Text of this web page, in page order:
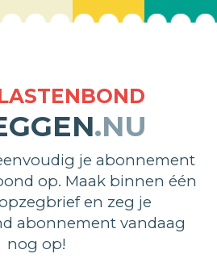
.NU
je abonnement
op. Maak binnen één
en zeg je
abonnement vandaag
nog op!